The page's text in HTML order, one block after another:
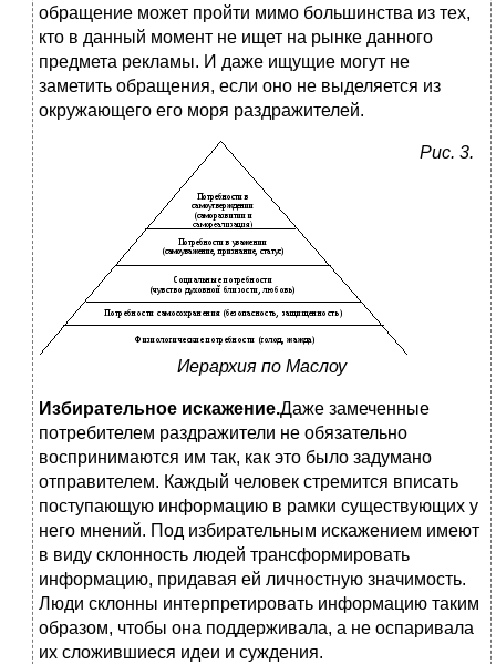
обращение может пройти мимо большинства из тех,
кто в данный момент не ищет на рынке данного
предмета рекламы. И даже ищущие могут не
заметить обращения, если оно не выделяется из
окружающего его моря раздражителей.
Рис. 3.
Иерархия по Маслоу
Избирательное искажение.Даже замеченные
потребителем раздражители не обязательно
воспринимаются им так, как это было задумано
отправителем. Каждый человек стремится вписать
поступающую информацию в рамки существующих у
него мнений. Под избирательным искажением имеют
в виду склонность людей трансформировать
информацию, придавая ей личностную значимость.
Люди склонны интерпретировать информацию таким
образом, чтобы она поддерживала, а не оспаривала
их сложившиеся идеи и суждения.